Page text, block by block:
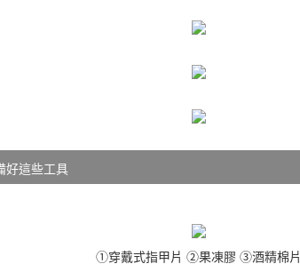
好這些工具
①穿戴式指甲片 ②果凍膠 ③酒精棉片